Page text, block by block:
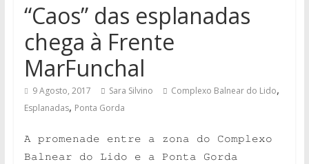
“Caos” das esplanadas
chega à Frente
MarFunchal
9 Agosto, 2017 Sara Silvino Complexo Balnear do Lido,
Esplanadas, Ponta Gorda
A promenade entre a zona do Complexo
Balnear do Lido e a Ponta Gorda